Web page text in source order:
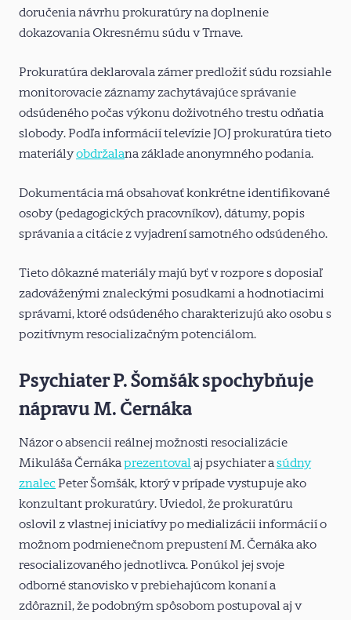
doručenia návrhu prokuratúry na doplnenie
dokazovania Okresnému súdu v Trnave.
Prokuratúra deklarovala zámer predložiť súdu rozsiahle
monitorovacie záznamy zachytávajúce správanie
odsúdeného počas výkonu doživotného trestu odňatia
slobody. Podľa informácií televízie JOJ prokuratúra tieto
materiályobdržalana základe anonymného podania.
Dokumentácia má obsahovať konkrétne identifikované
osoby (pedagogických pracovníkov), dátumy, popis
správania a citácie z vyjadrení samotného odsúdeného.
Tieto dôkazné materiály majú byť v rozpore s doposiaľ
zadováženými znaleckými posudkami a hodnotiacimi
správami, ktoré odsúdeného charakterizujú ako osobu s
pozitívnym resocializačným potenciálom.
Psychiater P. Šomšák spochybňuje
nápravu M. Černáka
Názor o absencii reálnej možnosti resocializácie
Mikuláša Černáka prezentoval aj psychiater a súdny
znalecPeter Šomšák, ktorý v prípade vystupuje ako
konzultant prokuratúry. Uviedol, že prokuratúru
oslovil z vlastnej iniciatívy po medializácii informácií o
možnom podmienečnom prepustení M. Černáka ako
resocializovaného jednotlivca. Ponúkol jej svoje
odborné stanovisko v prebiehajúcom konaní a
zdôraznil, že podobným spôsobom postupoval aj v